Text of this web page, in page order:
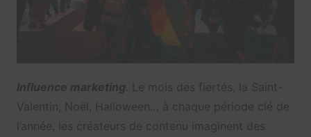
Influence marketing . Le mois des fiertés, la Saint-
Valentin, Noël, Halloween… à chaque période clé de
l’année, les créateurs de contenu imaginent des